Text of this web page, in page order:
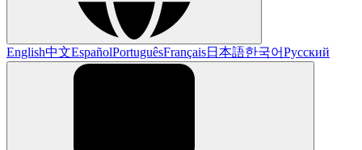
English中文EspañolPortuguêsFrançais日本語한국어Русский